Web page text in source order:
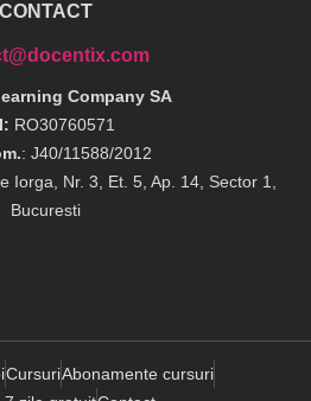
CONTACT
Company SA
RO30760571
: J40/11588/2012
Iorga, Nr. 3, Et. 5, Ap. 14, Sector 1,
Bucuresti
CursuriAbonamente cursuri